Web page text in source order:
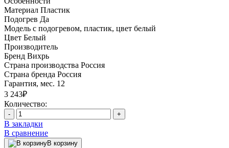
Материал Пластик
Подогрев Да
Модель с подогревом, пластик, цвет белый
Цвет Белый
Производитель
Бренд Вихрь
Страна производства Россия
Страна бренда Россия
Гарантия, мес. 12
3 243₽
Количество:
- +
В закладки
В сравнение
В корзину